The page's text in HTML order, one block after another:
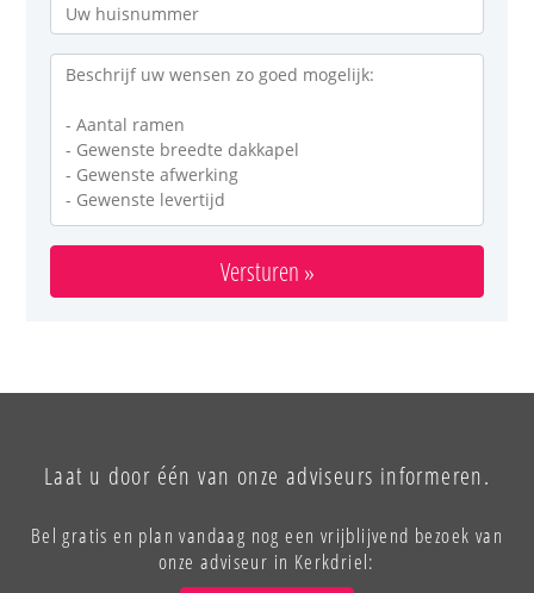
Versturen »
Laat u door één van onze adviseurs informeren.
Bel gratis en plan vandaag nog een vrijblijvend bezoek van
onze adviseur in Kerkdriel: